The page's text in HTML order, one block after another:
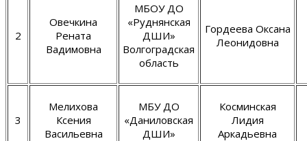
2
Овечкина
Рената
Вадимовна
МБОУ ДО
«Руднянская
ДШИ»
Волгоградская
область
Гордеева Оксана
Леонидовна
3
Мелихова
Ксения
Васильевна
МБУ ДО
«Даниловская
ДШИ»
Косминская
Лидия
Аркадьевна